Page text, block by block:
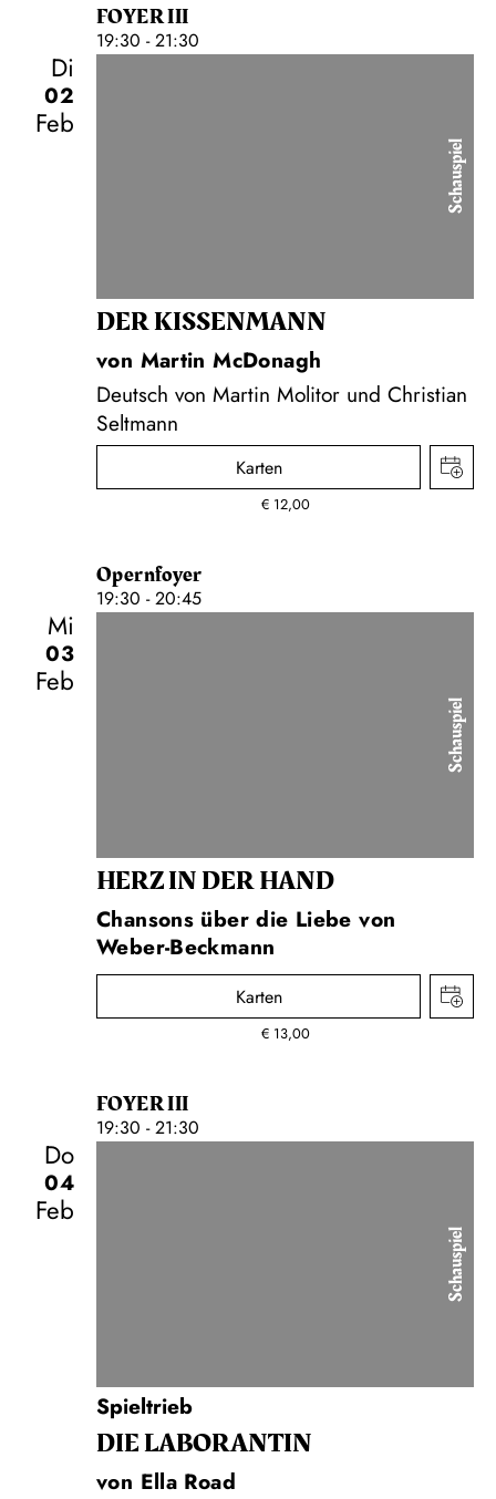
FOYER III
19:30 - 21:30
Di
02
Feb
Schauspiel
DER KISSEN­MANN
von Martin McDonagh
Deutsch von Martin Molitor und Christian
Seltmann
Karten
€ 12,00
Opernfoyer
19:30 - 20:45
Mi
03
Feb
Schauspiel
HERZ IN DER HAND
Chansons über die Liebe von
Weber-Beckmann
Karten
€ 13,00
FOYER III
19:30 - 21:30
Do
04
Feb
Schauspiel
Spieltrieb
DIE LA­BO­RAN­TIN
von Ella Road